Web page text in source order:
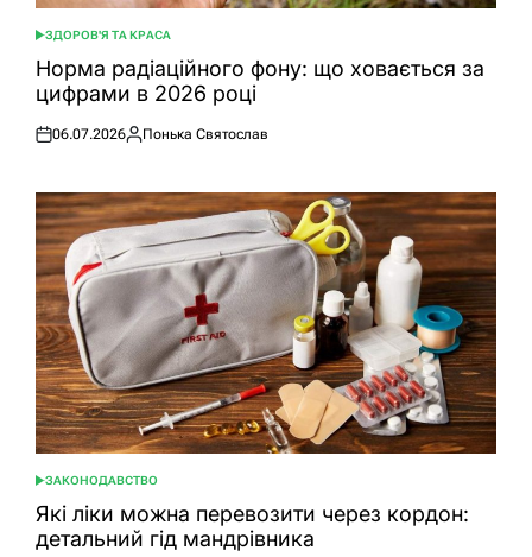
ОПУБЛІКУВАТИ
У
ЗДОРОВ'Я ТА КРАСА
Норма радіаційного фону: що ховається за
цифрами в 2026 році
Оприлюднено
06.07.2026
Опубліковано
Понька Святослав
ОПУБЛІКУВАТИ
У
ЗАКОНОДАВСТВО
Які ліки можна перевозити через кордон:
детальний гід мандрівника